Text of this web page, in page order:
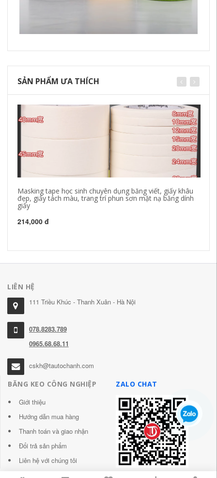
SẢN PHẨM ƯA THÍCH
Masking tape học sinh chuyên dụng băng viết, giấy khâu
đẹp, giấy tách màu, trang trí phun sơn mặt nạ băng dính
giấy
214,000 đ
LIÊN HỆ
111 Triều Khúc - Thanh Xuân - Hà Nội
078.8283.789
0965.68.68.11
cskh@tautochanh.com
BĂNG KEO CÔNG NGHIỆP
Giới thiệu
Hướng dẫn mua hàng
Thanh toán và giao nhận
Đổi trả sản phẩm
Liên hệ với chúng tôi
ZALO CHAT